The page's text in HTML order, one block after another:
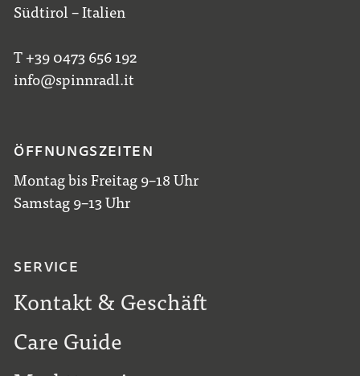
Südtirol – Italien
T +39 0473 656 192
info@spinnradl.it
ÖFFNUNGSZEITEN
Montag bis Freitag 9–18 Uhr
Samstag 9–13 Uhr
SERVICE
Kontakt & Geschäft
Care Guide